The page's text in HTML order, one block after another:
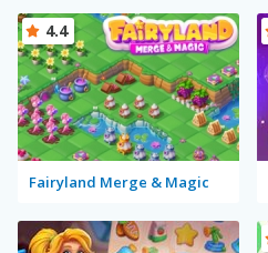
Fairyland Merge & Magic
4.4